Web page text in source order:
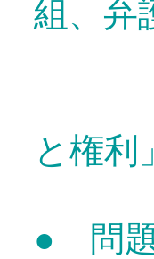
組、弁
「
と権利
● 問